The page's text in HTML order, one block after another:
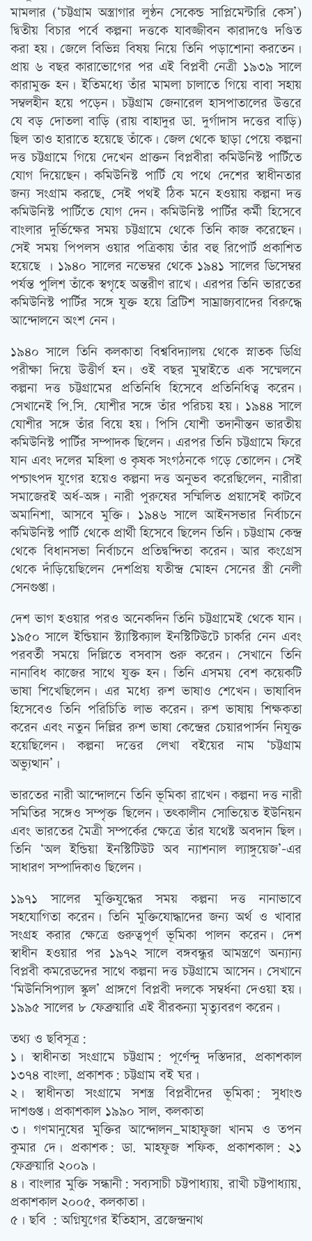
মামলার (‘চট্টগ্রাম অস্ত্রাগার লুণ্ঠন সেকেন্ড সাপ্লিমেন্টারি কেস’)
দ্বিতীয় বিচার পর্বে কল্পনা দত্তকে যাবজ্জীবন কারাদণ্ডে দণ্ডিত
করা হয়। জেলে বিভিন্ন বিষয় নিয়ে তিনি পড়াশোনা করতেন।
প্রায় ৬ বছর কারাভোগের পর এই বিপ্লবী নেত্রী ১৯৩৯ সালে
কারামুক্ত হন। ইতিমধ্যে তাঁর মামলা চালাতে গিয়ে বাবা সহায়
সম্বলহীন হয়ে পড়েন। চট্টগ্রাম জেনারেল হাসপাতালের উত্তরে
যে বড় দোতলা বাড়ি (রায় বাহাদুর ডা. দুর্গাদাস দত্তের বাড়ি)
ছিল তাও হারাতে হয়েছে তাঁকে। জেল থেকে ছাড়া পেয়ে কল্পনা
দত্ত চট্টগ্রামে গিয়ে দেখেন প্রাক্তন বিপ্লবীরা কমিউনিস্ট পার্টিতে
যোগ দিয়েছেন। কমিউনিস্ট পার্টি যে পথে দেশের স্বাধীনতার
জন্য সংগ্রাম করছে, সেই পথই ঠিক মনে হওয়ায় কল্পনা দত্ত
কমিউনিস্ট পার্টিতে যোগ দেন। কমিউনিস্ট পার্টির কর্মী হিসেবে
বাংলার দুর্ভিক্ষের সময় চট্টগ্রামে থেকে তিনি কাজ করেছেন।
সেই সময় পিপলস ওয়ার পত্রিকায় তাঁর বহু রিপোর্ট প্রকাশিত
হয়েছে । ১৯৪০ সালের নভেম্বর থেকে ১৯৪১ সালের ডিসেম্বর
পর্যন্ত পুলিশ তাঁকে স্বগৃহে অন্তরীণ রাখে। এরপর তিনি ভারতের
কমিউনিস্ট পার্টির সঙ্গে যুক্ত হয়ে ব্রিটিশ সাম্রাজ্যবাদের বিরুদ্ধে
আন্দোলনে অংশ নেন।
১৯৪০ সালে তিনি কলকাতা বিশ্ববিদ্যালয় থেকে স্নাতক ডিগ্রি
পরীক্ষা দিয়ে উত্তীর্ণ হন। ওই বছর মুম্বাইতে এক সম্মেলনে
কল্পনা দত্ত চট্টগ্রামের প্রতিনিধি হিসেবে প্রতিনিধিত্ব করেন।
সেখানেই পি.সি. যোশীর সঙ্গে তাঁর পরিচয় হয়। ১৯৪৪ সালে
যোশীর সঙ্গে তাঁর বিয়ে হয়। পিসি যোশী তদানীন্তন ভারতীয়
কমিউনিস্ট পার্টির সম্পাদক ছিলেন। এরপর তিনি চট্টগ্রামে ফিরে
যান এবং দলের মহিলা ও কৃষক সংগঠনকে গড়ে তোলেন। সেই
পশ্চাৎপদ যুগের হয়েও কল্পনা দত্ত অনুভব করেছিলেন, নারীরা
সমাজেরই অর্ধ-অঙ্গ। নারী পুরুষের সম্মিলিত প্রয়াসেই কাটবে
অমানিশা, আসবে মুক্তি। ১৯৪৬ সালে আইনসভার নির্বাচনে
কমিউনিস্ট পার্টি থেকে প্রার্থী হিসেবে ছিলেন তিনি। চট্টগ্রাম কেন্দ্র
থেকে বিধানসভা নির্বাচনে প্রতিদ্বন্দিতা করেন। আর কংগ্রেস
থেকে দাঁড়িয়েছিলেন দেশপ্রিয় যতীন্দ্র মোহন সেনের স্ত্রী নেলী
সেনগুপ্তা।
দেশ ভাগ হওয়ার পরও অনেকদিন তিনি চট্টগ্রামেই থেকে যান।
১৯৫০ সালে ইন্ডিয়ান স্ট্যাস্টিক্যাল ইনস্টিটিউটে চাকরি নেন এবং
পরবর্তী সময়ে দিল্লিতে বসবাস শুরু করেন। সেখানে তিনি
নানাবিধ কাজের সাথে যুক্ত হন। তিনি এসময় বেশ কয়েকটি
ভাষা শিখেছিলেন। এর মধ্যে রুশ ভাষাও শেখেন। ভাষাবিদ
হিসেবেও তিনি পরিচিতি লাভ করেন। রুশ ভাষায় শিক্ষকতা
করেন এবং নতুন দিল্লির রুশ ভাষা কেন্দ্রের চেয়ারপার্সন নিযুক্ত
হয়েছিলেন। কল্পনা দত্তের লেখা বইয়ের নাম ‘চট্টগ্রাম
অভ্যুত্থান’।
ভারতের নারী আন্দোলনে তিনি ভূমিকা রাখেন। কল্পনা দত্ত নারী
সমিতির সঙ্গেও সম্পৃক্ত ছিলেন। তৎকালীন সোভিয়েত ইউনিয়ন
এবং ভারতের মৈত্রী সম্পর্কের ক্ষেত্রে তাঁর যথেষ্ট অবদান ছিল।
তিনি ‘অল ইন্ডিয়া ইনস্টিটিউট অব ন্যাশনাল ল্যাঙ্গুয়েজ’-এর
সাধারণ সম্পাদিকাও ছিলেন।
১৯৭১ সালের মুক্তিযুদ্ধের সময় কল্পনা দত্ত নানাভাবে
সহযোগিতা করেন। তিনি মুক্তিযোদ্ধাদের জন্য অর্থ ও খাবার
সংগ্রহ করার ক্ষেত্রে গুরুত্বপূর্ণ ভূমিকা পালন করেন। দেশ
স্বাধীন হওয়ার পর ১৯৭২ সালে বঙ্গবন্ধুর আমন্ত্রণে অন্যান্য
বিপ্লবী কমরেডদের সাথে কল্পনা দত্ত চট্টগ্রামে আসেন। সেখানে
‘মিউনিসিপ্যাল স্কুল’ প্রাঙ্গণে বিপ্লবী দলকে সম্বর্ধনা দেওয়া হয়।
১৯৯৫ সালের ৮ ফেব্রুয়ারি এই বীরকন্যা মৃত্যুবরণ করেন।
তথ্য ও ছবিসূত্র:
১। স্বাধীনতা সংগ্রামে চট্টগ্রাম: পূর্ণেন্দু দস্তিদার, প্রকাশকাল
১৩৭৪ বাংলা, প্রকাশক: চট্টগ্রাম বই ঘর।
২। স্বাধীনতা সংগ্রামে সশস্ত্র বিপ্লবীদের ভূমিকা: সুধাংশু
দাশগুপ্ত। প্রকাশকাল ১৯৯০ সাল, কলকাতা
৩। গণমানুষের মুক্তির আন্দোলন_মাহাফুজা খানম ও তপন
কুমার দে। প্রকাশক: ডা. মাহফুজ শফিক, প্রকাশকাল: ২১
ফেব্রুয়ারি ২০০৯।
৪। বাংলার মুক্তি সন্ধানী: সব্যসাচী চট্টপাধ্যায়, রাখী চট্টপাধ্যায়,
প্রকাশকাল ২০০৫, কলকাতা।
৫। ছবি : অগ্নিযুগের ইতিহাস, ব্রজেন্দ্রনাথ